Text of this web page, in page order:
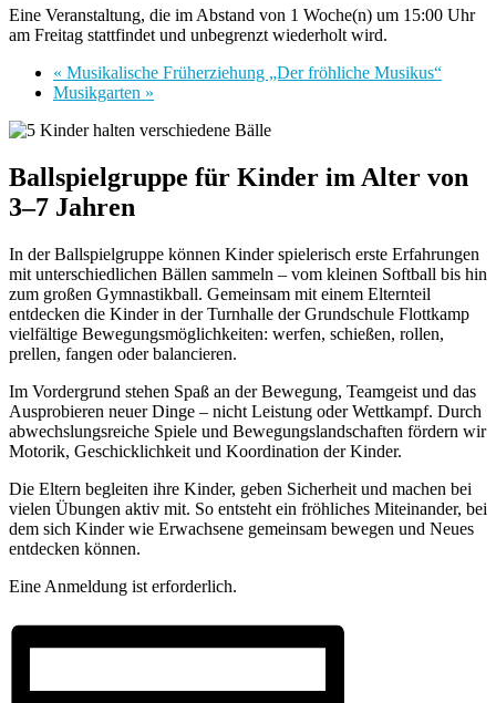
Eine Veranstaltung, die im Abstand von 1 Woche(n) um 15:00 Uhr
am Freitag stattfindet und unbegrenzt wiederholt wird.
« Musikalische Früherziehung „Der fröhliche Musikus“
Musikgarten »
Ballspielgruppe für Kinder im Alter von
3–7 Jahren
In der Ballspielgruppe können Kinder spielerisch erste Erfahrungen
mit unterschiedlichen Bällen sammeln – vom kleinen Softball bis hin
zum großen Gymnastikball. Gemeinsam mit einem Elternteil
entdecken die Kinder in der Turnhalle der Grundschule Flottkamp
vielfältige Bewegungsmöglichkeiten: werfen, schießen, rollen,
prellen, fangen oder balancieren.
Im Vordergrund stehen Spaß an der Bewegung, Teamgeist und das
Ausprobieren neuer Dinge – nicht Leistung oder Wettkampf. Durch
abwechslungsreiche Spiele und Bewegungslandschaften fördern wir
Motorik, Geschicklichkeit und Koordination der Kinder.
Die Eltern begleiten ihre Kinder, geben Sicherheit und machen bei
vielen Übungen aktiv mit. So entsteht ein fröhliches Miteinander, bei
dem sich Kinder wie Erwachsene gemeinsam bewegen und Neues
entdecken können.
Eine Anmeldung ist erforderlich.